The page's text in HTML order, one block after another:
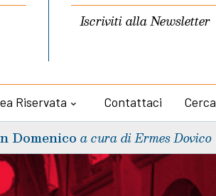
Iscriviti allaNewsletter
Riservata Contattaci Cerca
Domenico a cura di Ermes Dovico